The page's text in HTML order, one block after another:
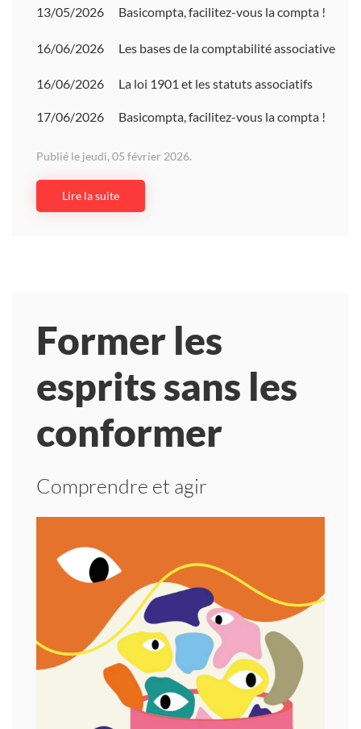
13/05/2026 Basicompta, facilitez-vous la compta !
16/06/2026 Les bases de la comptabilité associative
16/06/2026 La loi 1901 et les statuts associatifs
17/06/2026 Basicompta, facilitez-vous la compta !
Publié le jeudi, 05 février 2026.
Lire la suite
Former les
esprits sans les
conformer
Comprendre et agir